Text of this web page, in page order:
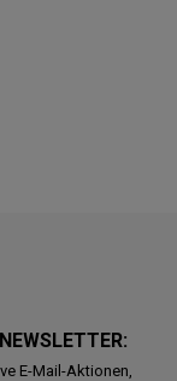
E-Mail-Aktionen,